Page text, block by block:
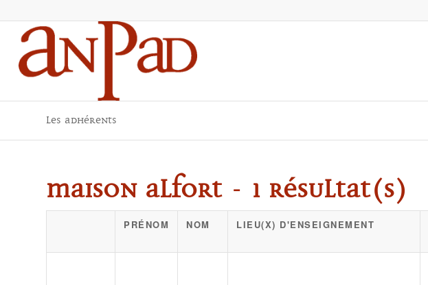
Les adhérents
Maison Alfort - 1 résultat(s)
PRÉNOM NOM LIEU(X) D'ENSEIGNEMENT